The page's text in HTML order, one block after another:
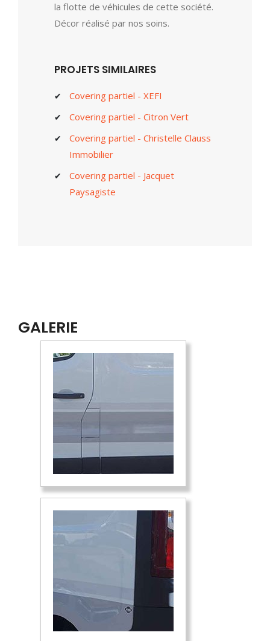
la flotte de véhicules de cette société.
Décor réalisé par nos soins.
PROJETS SIMILAIRES
Covering partiel - XEFI
Covering partiel - Citron Vert
Covering partiel - Christelle Clauss
Immobilier
Covering partiel - Jacquet
Paysagiste
GALERIE